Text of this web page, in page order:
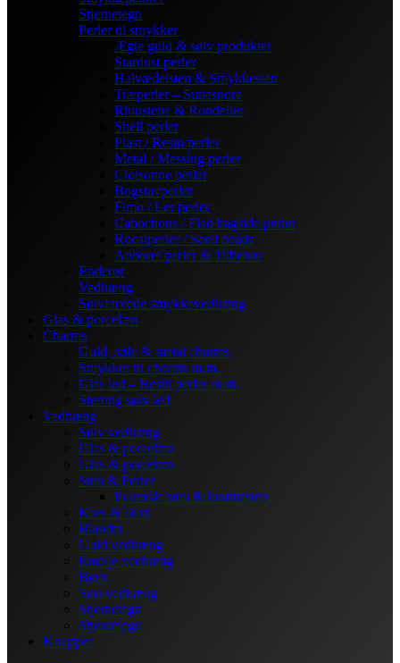
Stjernetegn
Perler til smykker
Ægte guld & sølv produkter
Stardust perler
Halvædelsten & Smykkesten
Træperler – Suttesnore
Rhinstene & Rondeller
Shell perler
Plast / Resin perler
Metal / Messing perler
Cloisonne perler
Bogstavperler
Fimo / Ler perler
Cabochons / Flad bagside perler
Rocaiperler / Seed beads
Anboret perler & Tilbehør
Enderør
Vedhæng
Sølvfarvede smykkevedhæng
Glas & porcelæn
Charms
Guld, sølv & metal charms
Smykker til charms m.m.
Glas led – Resin perler m.m.
Sterling sølv led
Vedhæng
Sølv vedhæng
Glas & porcelæn
Glas & porcelæn
Sten & Perler
Polerede sten & lommesten
Kors & Ikon
Blandet
Guld vedhæng
Emalje vedhæng
Børn
Sort vedhæng
Stjernetegn
Stjernetegn
Knapper